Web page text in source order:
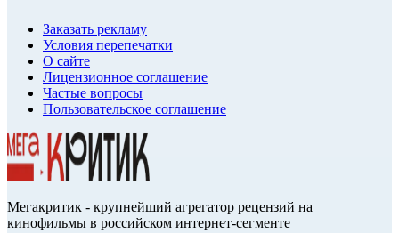
Заказать рекламу
Условия перепечатки
О сайте
Лицензионное соглашение
Частые вопросы
Пользовательское соглашение
Мегакритик - крупнейший агрегатор рецензий на
кинофильмы в российском интернет-сегменте